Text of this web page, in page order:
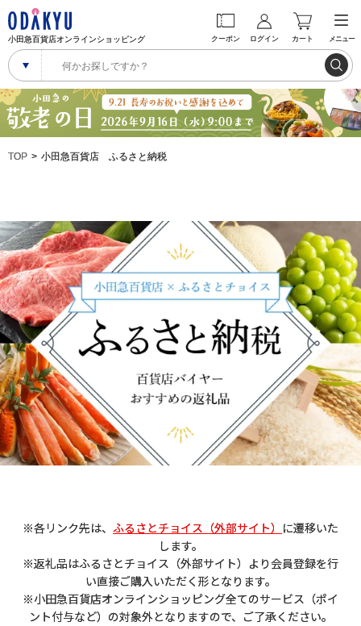
小田急百貨店オンラインショッピング クーポン ログイン カート メニュー
TOP 小田急百貨店 ふるさと納税
※各リンク先は、 ふるさとチョイス（外部サイト） に遷移いた
します。
※返礼品はふるさとチョイス（外部サイト）より会員登録を行
い直接ご購入いただく形となります。
※小田急百貨店オンラインショッピング全てのサービス（ポイ
ント付与など）の対象外となりますので、ご了承ください。